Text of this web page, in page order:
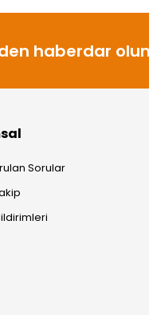
haberdar
Sorular